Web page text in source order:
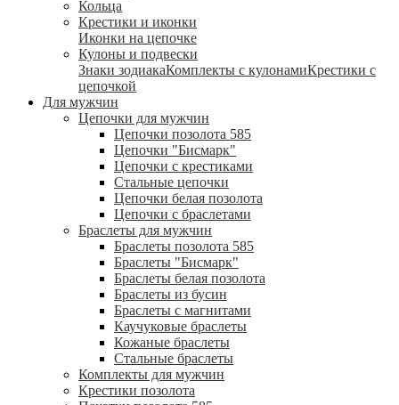
Кольца
Крестики и иконки
Иконки на цепочке
Кулоны и подвески
Знаки зодиакаКомплекты с кулонамиКрестики с
цепочкой
Для мужчин
Цепочки для мужчин
Цепочки позолота 585
Цепочки "Бисмарк"
Цепочки с крестиками
Стальные цепочки
Цепочки белая позолота
Цепочки с браслетами
Браслеты для мужчин
Браслеты позолота 585
Браслеты "Бисмарк"
Браслеты белая позолота
Браслеты из бусин
Браслеты с магнитами
Каучуковые браслеты
Кожаные браслеты
Стальные браслеты
Комплекты для мужчин
Крестики позолота